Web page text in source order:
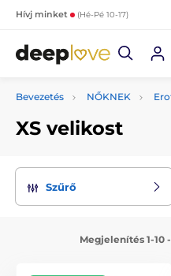
Hívj minket (Hé-Pé 10-17)
Bevezetés NŐKNEK
XS velikost
Szűrő
Megjelenítés 1-